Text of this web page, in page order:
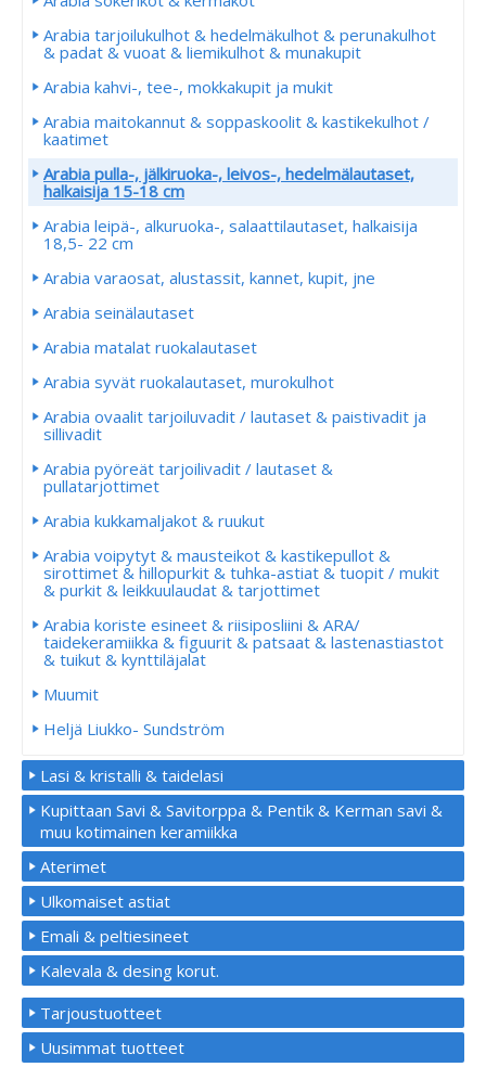
Arabia tarjoilukulhot & hedelmäkulhot & perunakulhot
& padat & vuoat & liemikulhot & munakupit
Arabia kahvi-, tee-, mokkakupit ja mukit
Arabia maitokannut & soppaskoolit & kastikekulhot /
kaatimet
Arabia pulla-, jälkiruoka-, leivos-, hedelmälautaset,
halkaisija 15-18 cm
Arabia leipä-, alkuruoka-, salaattilautaset, halkaisija
18,5- 22 cm
Arabia varaosat, alustassit, kannet, kupit, jne
Arabia seinälautaset
Arabia matalat ruokalautaset
Arabia syvät ruokalautaset, murokulhot
Arabia ovaalit tarjoiluvadit / lautaset & paistivadit ja
sillivadit
Arabia pyöreät tarjoilivadit / lautaset &
pullatarjottimet
Arabia kukkamaljakot & ruukut
Arabia voipytyt & mausteikot & kastikepullot &
sirottimet & hillopurkit & tuhka-astiat & tuopit / mukit
& purkit & leikkuulaudat & tarjottimet
Arabia koriste esineet & riisiposliini & ARA/
taidekeramiikka & figuurit & patsaat & lastenastiastot
& tuikut & kynttiläjalat
Muumit
Heljä Liukko- Sundström
Lasi & kristalli & taidelasi
Kupittaan Savi & Savitorppa & Pentik & Kerman savi &
muu kotimainen keramiikka
Aterimet
Ulkomaiset astiat
Emali & peltiesineet
Kalevala & desing korut.
Tarjoustuotteet
Uusimmat tuotteet